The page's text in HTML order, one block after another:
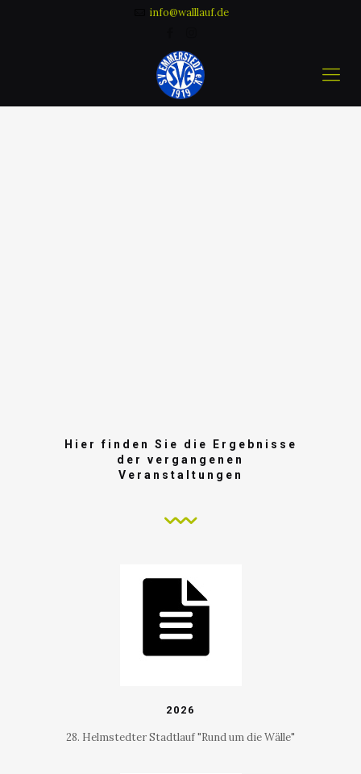
info@walllauf.de
Hier finden Sie die Ergebnisse
der vergangenen
Veranstaltungen
2026
28. Helmstedter Stadtlauf "Rund um die Wälle"